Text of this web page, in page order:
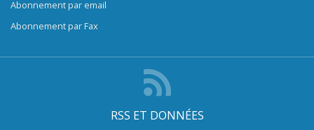
Abonnement par email
Abonnement par Fax
RSS ET DONNÉES